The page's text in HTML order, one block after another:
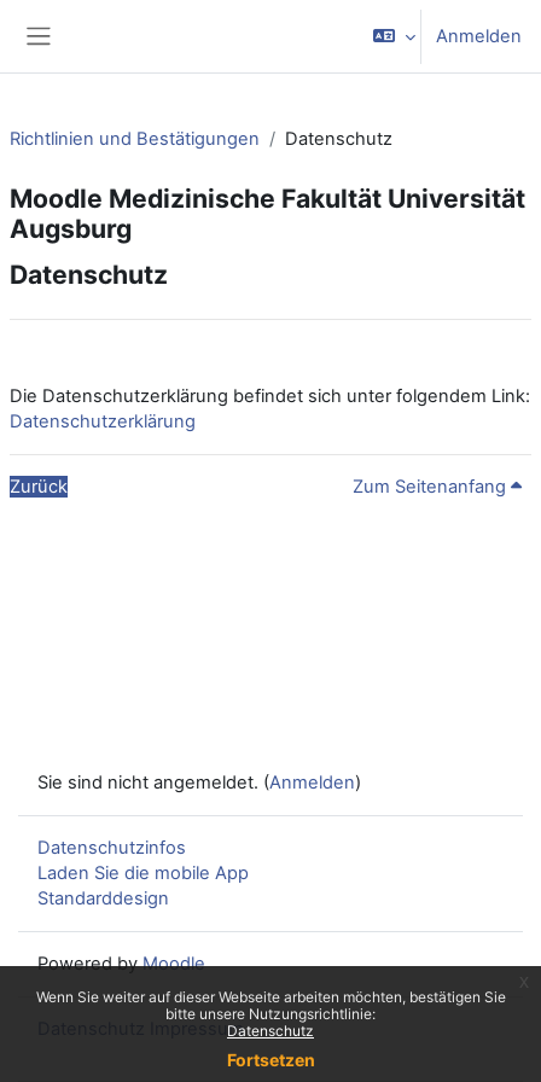
Wenn Sie weiter auf dieser Webseite arbeiten möchten, bestätigen Sie
bitte unsere Nutzungsrichtlinie:
Datenschutz
Fortsetzen
Anmelden
Richtlinien und Bestätigungen Datenschutz
Moodle Medizinische Fakultät Universität
Augsburg
Datenschutz
Die Datenschutzerklärung befindet sich unter folgendem Link:
Datenschutzerklärung
Zurück Zum Seitenanfang
Sie sind nicht angemeldet. (Anmelden)
Datenschutzinfos
Laden Sie die mobile App
Standarddesign
Powered byMoodle
Impressum